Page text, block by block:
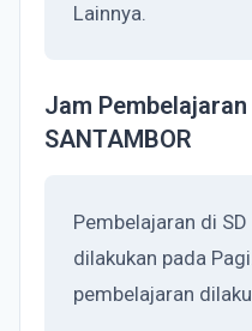
Lainnya.
Jam Pembelajaran
SANTAMBOR
Pembelajaran di SD
dilakukan pada
pembelajaran